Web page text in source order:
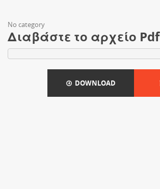
No category
Διαβάστε το αρχείο Pdf
DOWNLOAD